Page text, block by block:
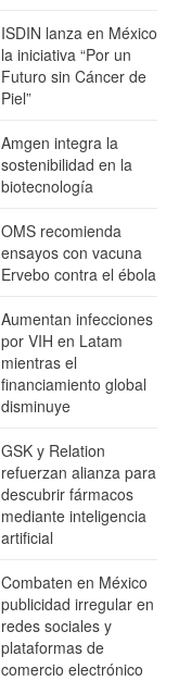
ISDIN lanza en México
la iniciativa “Por un
Futuro sin Cáncer de
Piel”
Amgen integra la
sostenibilidad en la
biotecnología
OMS recomienda
ensayos con vacuna
Ervebo contra el ébola
Aumentan infecciones
por VIH en Latam
mientras el
financiamiento global
disminuye
GSK y Relation
refuerzan alianza para
descubrir fármacos
mediante inteligencia
artificial
Combaten en México
publicidad irregular en
redes sociales y
plataformas de
comercio electrónico